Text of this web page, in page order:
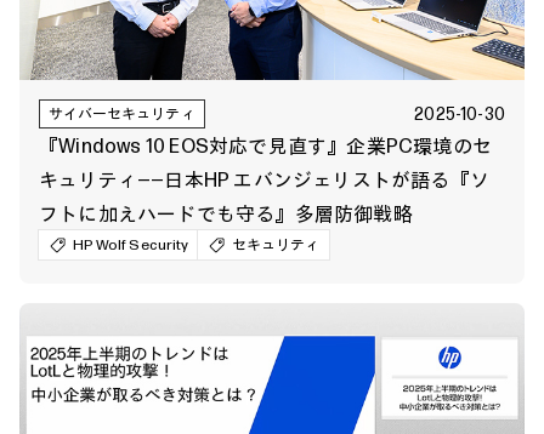
サイバーセキュリティ 2025-10-30
『Windows 10 EOS対応で見直す』企業PC環境のセ
キュリティ――日本HP エバンジェリストが語る『ソ
フトに加えハードでも守る』多層防御戦略
HP Wolf Security セキュリティ